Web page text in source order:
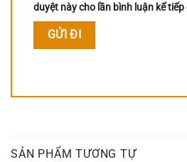
duyệt này cho lần bình luận kế tiếp
SẢN PHẨM TƯƠNG TỰ